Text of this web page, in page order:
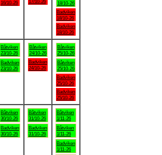
16/10-26
17/10-26
18/10-26
Badviken
18/10-26
Badviken
18/10-26
Båtviken
23/10-26
Badviken
23/10-26
Båtviken
24/10-26
Badviken
24/10-26
Båtviken
25/10-26
Båtviken
25/10-26
Badviken
25/10-26
Badviken
25/10-26
Båtviken
30/10-26
Badviken
30/10-26
Båtviken
31/10-26
Badviken
31/10-26
Båtviken
1/11-26
Båtviken
1/11-26
Badviken
1/11-26